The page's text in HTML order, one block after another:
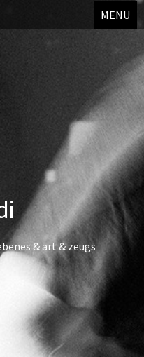
MENU
& art & zeugs